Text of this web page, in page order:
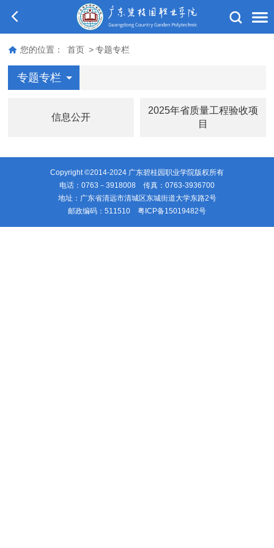
您的位置： 首页 > 专题专栏
专题专栏
信息公开
2025年省质量工程验收项
目
Copyright ©2014-2024 广东碧桂园职业学院版权所有
电话：0763－3918008 传真：0763-3936700
地址：广东省清远市清城区东城街道大学东路2号
邮政编码：511510 粤ICP备15019482号